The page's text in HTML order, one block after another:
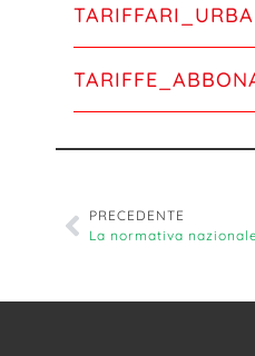
PRECEDENTE
La normativa